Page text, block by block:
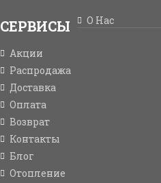
СЕРВИСЫ О Нас
Акции
Распродажа
Доставка
Оплата
Возврат
Контакты
Блог
Отопление